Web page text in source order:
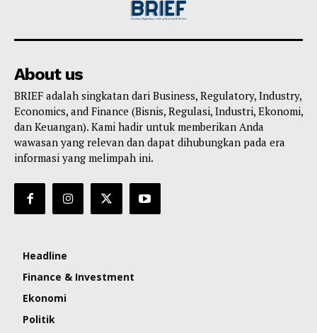
About us
BRIEF adalah singkatan dari Business, Regulatory, Industry,
Economics, and Finance (Bisnis, Regulasi, Industri, Ekonomi,
dan Keuangan). Kami hadir untuk memberikan Anda
wawasan yang relevan dan dapat dihubungkan pada era
informasi yang melimpah ini.
Headline
Finance & Investment
Ekonomi
Politik